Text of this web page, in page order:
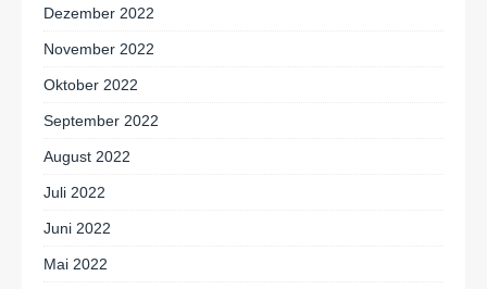
Dezember 2022
November 2022
Oktober 2022
September 2022
August 2022
Juli 2022
Juni 2022
Mai 2022